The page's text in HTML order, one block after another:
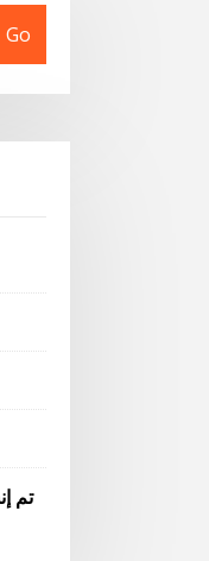
Go
تم